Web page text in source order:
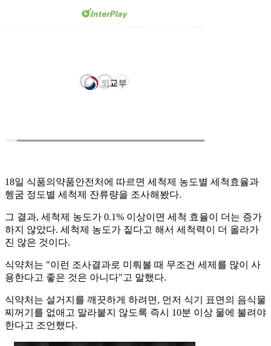
18일 식품의약품안전처에 따르면 세척제 농도별 세척효율과
헹굼 정도별 세척제 잔류량을 조사해봤다.
그 결과, 세척제 농도가 0.1% 이상이면 세척 효율이 더는 증가
하지 않았다. 세척제 농도가 짙다고 해서 세척력이 더 올라가
진 않은 것이다.
식약처는 "이런 조사결과로 미뤄볼 때 무조건 세제를 많이 사
용한다고 좋은 것은 아니다"고 말했다.
식약처는 설거지를 깨끗하게 하려면, 먼저 식기 표면의 음식물
찌꺼기를 없애고 말라붙지 않도록 즉시 10분 이상 물에 불려야
한다고 조언했다.